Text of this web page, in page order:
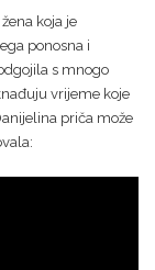
koja je
ponosna i
s mnogo
vrijeme koje
priča može